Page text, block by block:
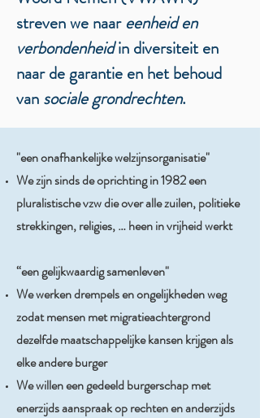
streven we naareenheid en
verbondenheidin diversiteit en
naar de garantie en het behoud
van sociale grondrechten.
"een onafhankelijke welzijnsorganisatie"
We zijn sinds de oprichting in 1982 een
pluralistische vzw die over alle zuilen, politieke
strekkingen, religies, … heen in vrijheid werkt
“een gelijkwaardig samenleven"
We werken drempels en ongelijkheden weg
zodat mensen met migratieachtergrond
dezelfde maatschappelijke kansen krijgen als
elke andere burger
We willen een gedeeld burgerschap met
enerzijds aanspraak op rechten en anderzijds